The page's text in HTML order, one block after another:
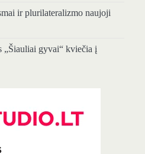
ir plurilateralizmo naujoji
„Šiauliai gyvai“ kviečia į